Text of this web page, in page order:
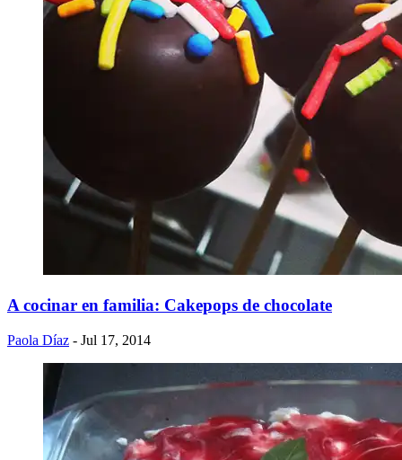
A cocinar en familia: Cakepops de chocolate
Paola Díaz - Jul 17, 2014